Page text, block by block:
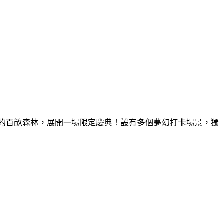
畝森林，展開一場限定慶典！設有多個夢幻打卡場景，獨